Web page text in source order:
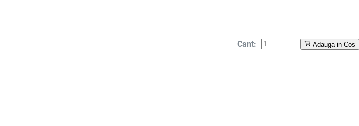
Cant:
Adauga in Cos